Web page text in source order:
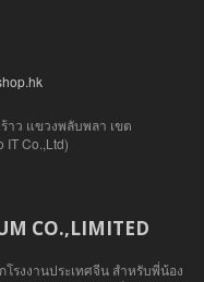
าว แขวงพลับพลา เขต
IT Co.,Ltd)
CO.,LIMITED
รงงานประเทศจีน สำหรับพี่น้อง